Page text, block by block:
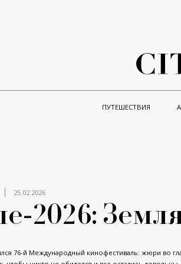
ПУТЕШЕСТВИЯ
25.02.2026
2026:
76-й Международный кинофестиваль: жюри во